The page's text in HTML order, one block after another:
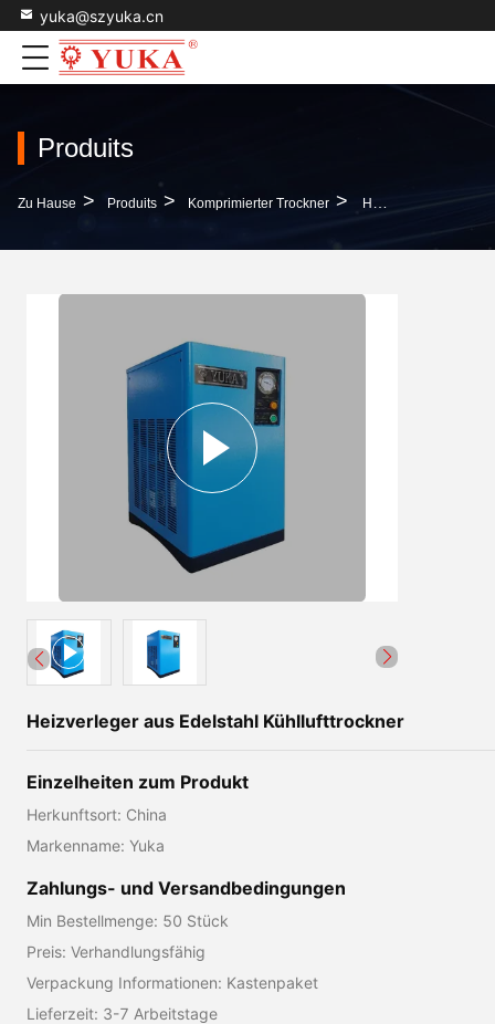
yuka@szyuka.cn
Produits
Zu Hause > Produits > Komprimierter Trockner > Heizverleger Aus Edelstahl Kühllufttrockner
Heizverleger aus Edelstahl Kühllufttrockner
Einzelheiten zum Produkt
Herkunftsort: China
Markenname: Yuka
Zahlungs- und Versandbedingungen
Min Bestellmenge: 50 Stück
Preis: Verhandlungsfähig
Verpackung Informationen: Kastenpaket
Lieferzeit: 3-7 Arbeitstage